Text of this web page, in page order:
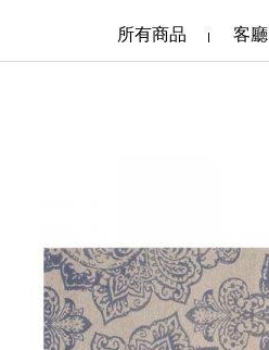
所有商品 客廳